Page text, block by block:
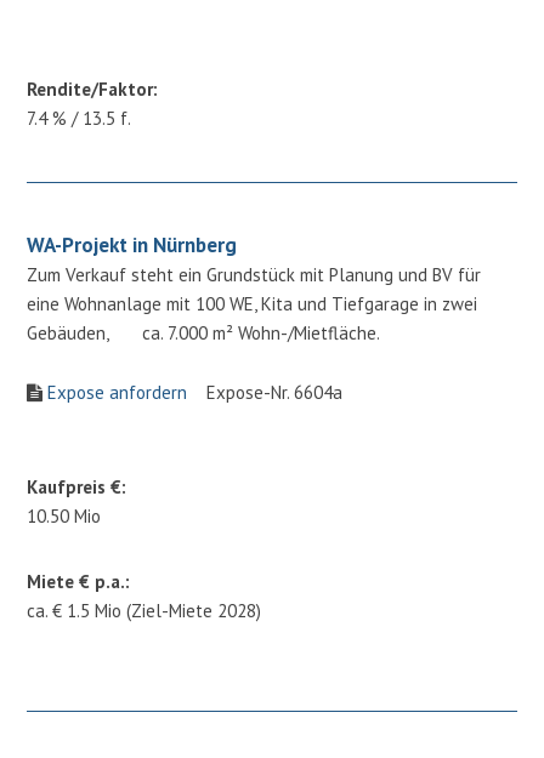
Rendite/Faktor:
7.4 % / 13.5 f.
WA-Projekt in Nürnberg
Zum Verkauf steht ein Grundstück mit Planung und BV für
eine Wohnanlage mit 100 WE, Kita und Tiefgarage in zwei
Gebäuden, ca. 7.000 m² Wohn-/Mietfläche.
Expose anfordern Expose-Nr. 6604a
Kaufpreis €:
10.50 Mio
Miete € p.a.:
ca. € 1.5 Mio (Ziel-Miete 2028)